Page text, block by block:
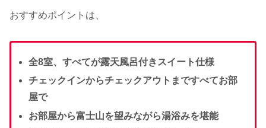
おすすめポイントは、
全8室、すべてが露天風呂付きスイート仕様
チェックインからチェックアウトまですべてお部
屋で
お部屋から富士山を望みながら湯浴みを堪能